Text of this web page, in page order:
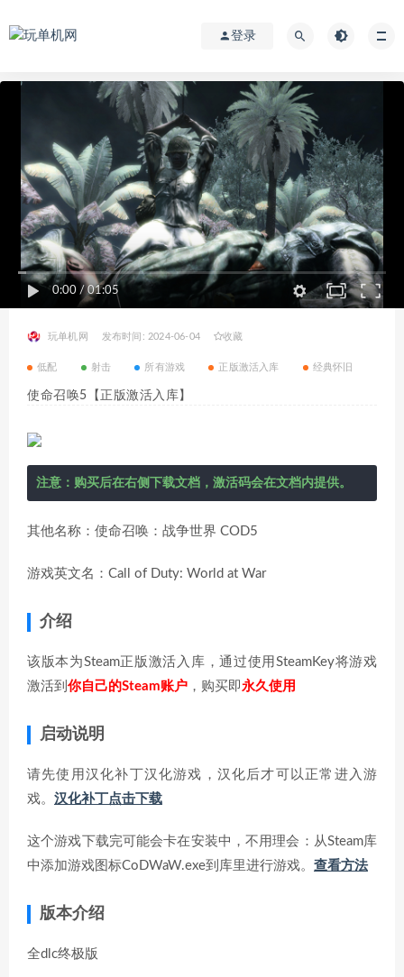
登录
0:00 / 01:05
玩单机网 发布时间: 2024-06-04 收藏
低配 射击 所有游戏 正版激活入库 经典怀旧
使命召唤5【正版激活入库】
注意：购买后在右侧下载文档，激活码会在文档内提供。
其他名称：使命召唤：战争世界 COD5
游戏英文名：Call of Duty: World at War
介绍
该版本为Steam正版激活入库，通过使用SteamKey将游戏
激活到 你自己的Steam账户 ，购买即永久使用
启动说明
请先使用汉化补丁汉化游戏，汉化后才可以正常进入游
戏。 汉化补丁点击下载
这个游戏下载完可能会卡在安装中，不用理会：从Steam库
中添加游戏图标CoDWaW.exe到库里进行游戏。 查看方法
版本介绍
全dlc终极版